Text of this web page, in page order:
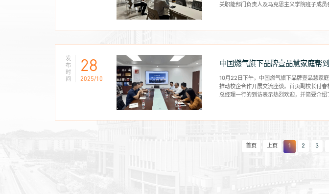
关职能部门负责人及马克思主义学院班子成
发
布
时
间
28
2025/10
中国燃气旗下品牌壹品慧家庭帮
10月22日下午，中国燃气旗下品牌壹品慧家
推动校企合作开展交流座谈。首页副校长付
总经理一行的到访表示热烈欢迎，并简要介
首页 上页 1 2 3